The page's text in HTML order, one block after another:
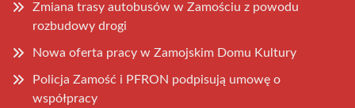
Zmiana trasy autobusów w Zamościu z powodu
rozbudowy drogi
Nowa oferta pracy w Zamojskim Domu Kultury
Policja Zamość i PFRON podpisują umowę o
współpracy